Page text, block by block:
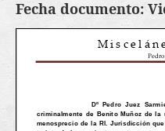
Fecha documento: